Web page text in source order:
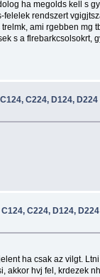
ha megolds kell s
rendszert
ami rgebben
s a
C224, D124,
C224, D124,
ha csak az vilgt.
hvj fel, krdezek